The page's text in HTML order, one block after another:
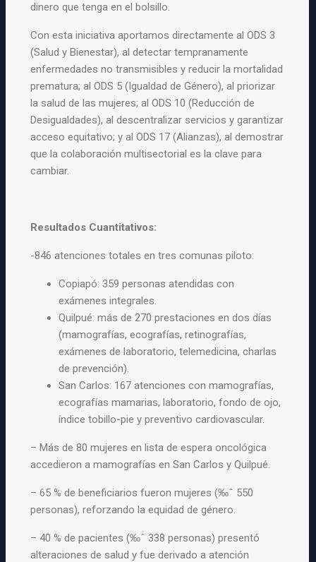
dinero que tenga en el bolsillo.
Con esta iniciativa aportamos directamente al ODS 3
(Salud y Bienestar), al detectar tempranamente
enfermedades no transmisibles y reducir la mortalidad
prematura; al ODS 5 (Igualdad de Género), al priorizar
la salud de las mujeres; al ODS 10 (Reducción de
Desigualdades), al descentralizar servicios y garantizar
acceso equitativo; y al ODS 17 (Alianzas), al demostrar
que la colaboración multisectorial es la clave para
cambiar.
Resultados Cuantitativos:
-846 atenciones totales en tres comunas piloto:
Copiapó: 359 personas atendidas con
exámenes integrales.
Quilpué: más de 270 prestaciones en dos días
(mamografías, ecografías, retinografías,
exámenes de laboratorio, telemedicina, charlas
de prevención).
San Carlos: 167 atenciones con mamografías,
ecografías mamarias, laboratorio, fondo de ojo,
índice tobillo-pie y preventivo cardiovascular.
– Más de 80 mujeres en lista de espera oncológica
accedieron a mamografías en San Carlos y Quilpué.
– 65 % de beneficiarios fueron mujeres (‰ˆ 550
personas), reforzando la equidad de género.
– 40 % de pacientes (‰ˆ 338 personas) presentó
alteraciones de salud y fue derivado a atención